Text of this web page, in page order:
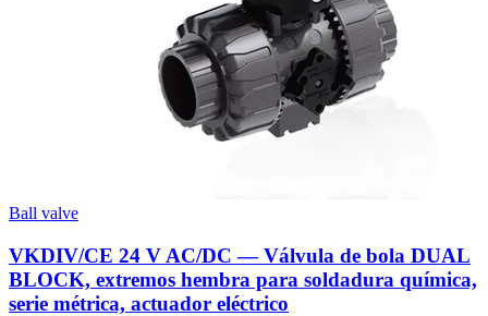
Ball valve
VKDIV/CE 24 V AC/DC — Válvula de bola DUAL
BLOCK, extremos hembra para soldadura química,
serie métrica, actuador eléctrico